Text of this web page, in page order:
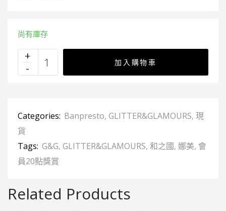
尚有庫存
加入購物車
Categories: Banpresto, GLITTER&GLAMOURS, 現
貨
Tags: G&G, GLITTER&GLAMOURS, 和之國, 娜美, 會
員20點獎賞
Related Products